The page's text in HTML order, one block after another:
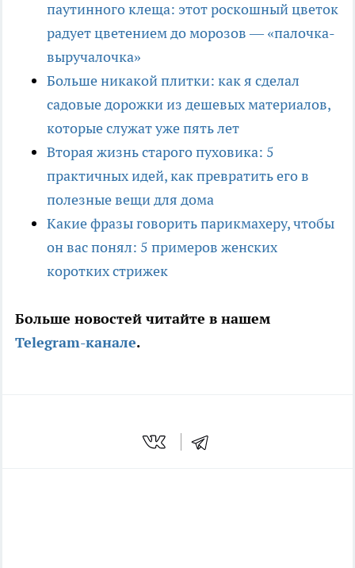
паутинного клеща: этот роскошный цветок
радует цветением до морозов — «палочка-
выручалочка»
Больше никакой плитки: как я сделал
садовые дорожки из дешевых материалов,
которые служат уже пять лет
Вторая жизнь старого пуховика: 5
практичных идей, как превратить его в
полезные вещи для дома
Какие фразы говорить парикмахеру, чтобы
он вас понял: 5 примеров женских
коротких стрижек
Больше новостей читайте в нашем
Telegram-канале.